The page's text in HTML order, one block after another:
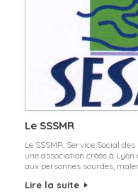
Le SSSMR
Le SSSMR, Service Social
une association créée à
aux personnes sourdes,
Lire la suite